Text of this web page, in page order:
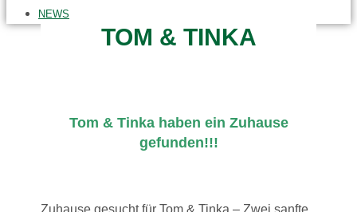
NEWS
TOM & TINKA
Tom & Tinka haben ein Zuhause
gefunden!!!
Zuhause gesucht für Tom & Tinka – Zwei sanfte